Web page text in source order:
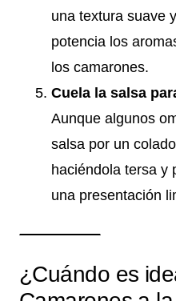
una textura suave
potencia los
los camarones.
Cuela la salsa
Aunque algunos
salsa por un
haciéndola tersa y
una presentación
¿Cuándo es